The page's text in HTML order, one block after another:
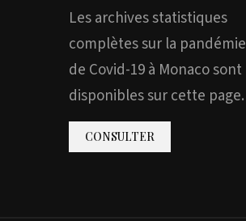
Les archives statistiques
complètes sur la pandémie
de Covid-19 à Monaco sont
disponibles sur cette page.
CONSULTER